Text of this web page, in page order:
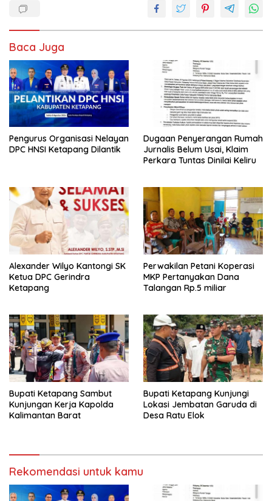
o
o
k
A
p
p
Baca Juga
Pengurus Organisasi Nelayan
DPC HNSI Ketapang Dilantik
Dugaan Penyerangan Rumah
Jurnalis Belum Usai, Klaim
Perkara Tuntas Dinilai Keliru
Alexander Wilyo Kantongi SK
Ketua DPC Gerindra
Ketapang
Perwakilan Petani Koperasi
MKP Pertanyakan Dana
Talangan Rp.5 miliar
Bupati Ketapang Sambut
Kunjungan Kerja Kapolda
Kalimantan Barat
Bupati Ketapang Kunjungi
Lokasi Jembatan Garuda di
Desa Ratu Elok
Rekomendasi untuk kamu